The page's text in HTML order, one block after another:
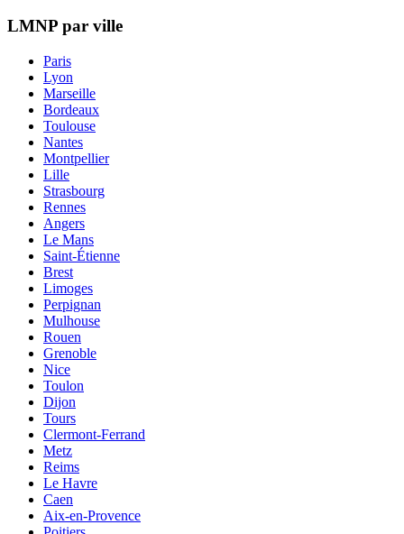
LMNP par ville
Paris
Lyon
Marseille
Bordeaux
Toulouse
Nantes
Montpellier
Lille
Strasbourg
Rennes
Angers
Le Mans
Saint-Étienne
Brest
Limoges
Perpignan
Mulhouse
Rouen
Grenoble
Nice
Toulon
Dijon
Tours
Clermont-Ferrand
Metz
Reims
Le Havre
Caen
Aix-en-Provence